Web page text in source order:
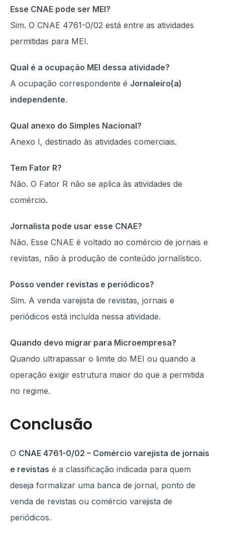
Esse CNAE pode ser MEI?
Sim. O CNAE 4761-0/02 está entre as atividades
permitidas para MEI.
Qual é a ocupação MEI dessa atividade?
A ocupação correspondente é Jornaleiro(a)
independente.
Qual anexo do Simples Nacional?
Anexo I, destinado às atividades comerciais.
Tem Fator R?
Não. O Fator R não se aplica às atividades de
comércio.
Jornalista pode usar esse CNAE?
Não. Esse CNAE é voltado ao comércio de jornais e
revistas, não à produção de conteúdo jornalístico.
Posso vender revistas e periódicos?
Sim. A venda varejista de revistas, jornais e
periódicos está incluída nessa atividade.
Quando devo migrar para Microempresa?
Quando ultrapassar o limite do MEI ou quando a
operação exigir estrutura maior do que a permitida
no regime.
Conclusão
O CNAE 4761-0/02 – Comércio varejista de jornais
e revistas é a classificação indicada para quem
deseja formalizar uma banca de jornal, ponto de
venda de revistas ou comércio varejista de
periódicos.